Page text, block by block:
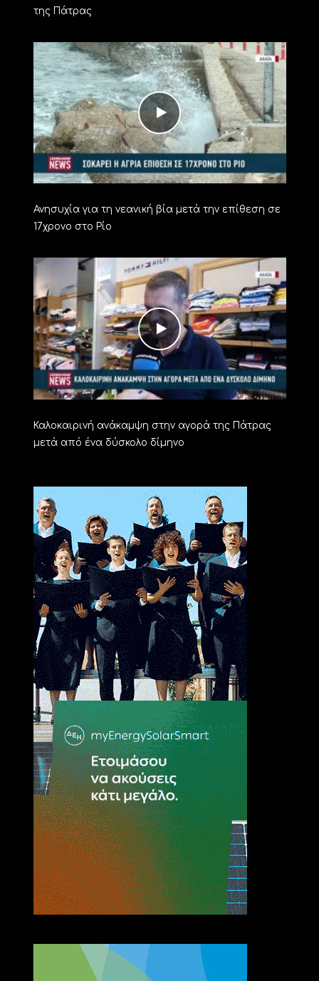
της Πάτρας
Ανησυχία για τη νεανική βία μετά την επίθεση σε
17χρονο στο Ρίο
Καλοκαιρινή ανάκαμψη στην αγορά της Πάτρας
μετά από ένα δύσκολο δίμηνο